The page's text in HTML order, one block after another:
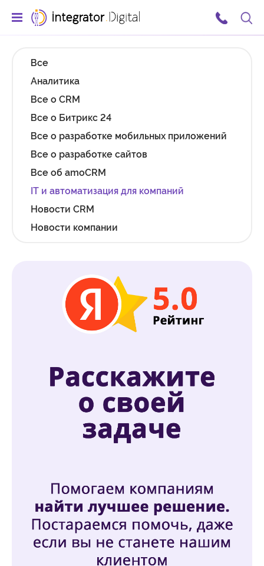
Ссылка на главную страницу
Все
Аналитика
Все о CRM
Все о Битрикс 24
Все о разработке мобильных приложений
Все о разработке сайтов
Все об amoCRM
IT и автоматизация для компаний
Новости CRM
Новости компании